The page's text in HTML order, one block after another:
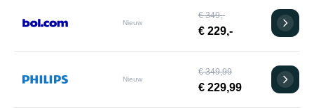
Nieuw
€ 349,-
€ 229,-
Nieuw
€ 349,99
€ 229,99